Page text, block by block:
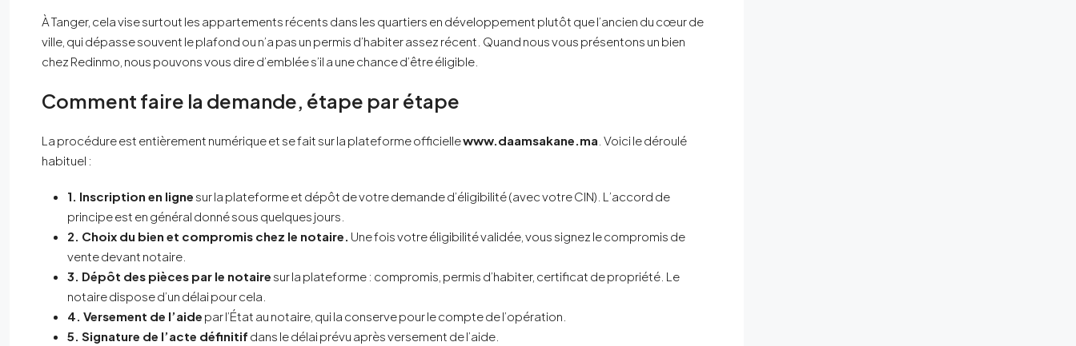
À Tanger, cela vise surtout les appartements récents dans les quartiers en développement plutôt que l’ancien du cœur de
ville, qui dépasse souvent le plafond ou n’a pas un permis d’habiter assez récent. Quand nous vous présentons un bien
chez Redinmo, nous pouvons vous dire d’emblée s’il a une chance d’être éligible.
Comment faire la demande, étape par étape
La procédure est entièrement numérique et se fait sur la plateforme officiellewww.daamsakane.ma . Voici le déroulé
habituel :
1. Inscription en ligne sur la plateforme et dépôt de votre demande d’éligibilité (avec votre CIN). L’accord de
principe est en général donné sous quelques jours.
2. Choix du bien et compromis chez le notaire. Une fois votre éligibilité validée, vous signez le compromis de
vente devant notaire.
3. Dépôt des pièces par le notaire sur la plateforme : compromis, permis d’habiter, certificat de propriété. Le
notaire dispose d’un délai pour cela.
4. Versement de l’aide par l’État au notaire, qui la conserve pour le compte de l’opération.
5. Signature de l’acte définitif dans le délai prévu après versement de l’aide.